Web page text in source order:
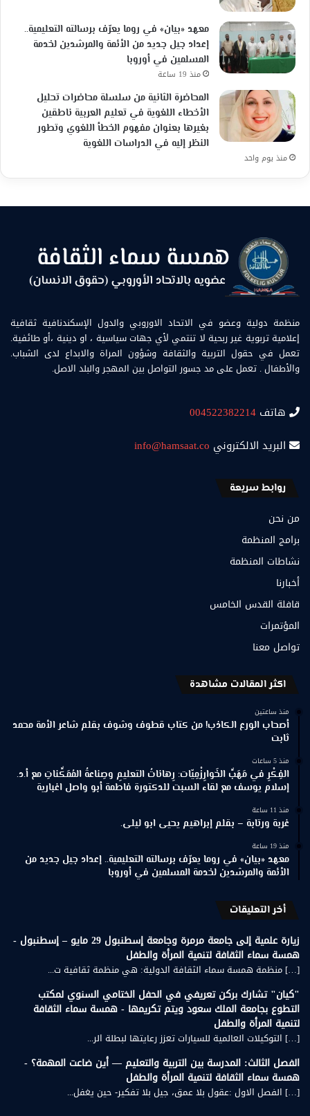
معهد «بيان» في روما يعرّف برسالته التعليمية..
إعداد جيل جديد من الأئمة والمرشدين لخدمة
المسلمين في أوروبا
منذ 19 ساعة
المحاضرة الثانية من سلسلة محاضرات تحليل
الأخطاء اللغوية في تعليم العربية ناطقين
بغيرها بعنوان مفهوم الخطأ اللغوي وتطور
النظر إليه في الدراسات اللغوية
منذ يوم واحد
منظمة دولية وعضو في الاتحاد الاوروبي والدول الإسكندنافية ثقافية
إعلامية تربوية غير ربحية لا تنتمي لأي جهات سياسية ، او دينية ،أو طائفية.
تعمل في حقول التربية والثقافة وشؤون المراة والابداع لدى الشباب.
والأطفال . تعمل على مد جسور التواصل بين المهجر والبلد الاصل.
هاتف 004522382214
البريد الالكتروني info@hamsaat.co
روابط سريعة
من نحن
برامج المنظمة
نشاطات المنظمة
أخبارنا
قافلة القدس الخامس
المؤتمرات
تواصل معنا
اكثر المقالات مشاهدة
منذ ساعتين
أصحاب الورع الكاذب! من كتاب قطوف وشوف بقلم شاعر الأمة محمد
ثابت
منذ 5 ساعات
الفِكْرِ في مَهَبِّ الخَوارِزْمِيّات: رِهاناتُ التعليمِ وصِناعةُ المُمَكِّناتِ مع أ.د.
إسلام يوسف مع لقاء السبت للدكتورة فاطمة أبو واصل اغبارية
منذ 11 ساعة
غربة ورتابة – بقلم إبراهيم يحيى ابو ليلى.
منذ 19 ساعة
معهد «بيان» في روما يعرّف برسالته التعليمية.. إعداد جيل جديد من
الأئمة والمرشدين لخدمة المسلمين في أوروبا
أخر التعليقات
زيارة علمية إلى جامعة مرمرة وجامعة إسطنبول 29 مايو – إسطنبول -
همسة سماء الثقافة لتنمية المرأة والطفل
[…] منظمة همسة سماء الثقافة الدولية: هي منظمة ثقافية ت...
"كيان" تشارك بركن تعريفي في الحفل الختامي السنوي لمكتب
التطوع بجامعة الملك سعود ويتم تكريمها - همسة سماء الثقافة
لتنمية المرأة والطفل
[…] التوكيلات العالمية للسيارات تعزز رعايتها لبطلة الر...
الفصل الثالث: المدرسة بين التربية والتعليم — أين ضاعت المهمة؟ -
همسة سماء الثقافة لتنمية المرأة والطفل
[…] الفصل الاول :عقول بلا عمق، جيل بلا تفكير- حين يغفل...